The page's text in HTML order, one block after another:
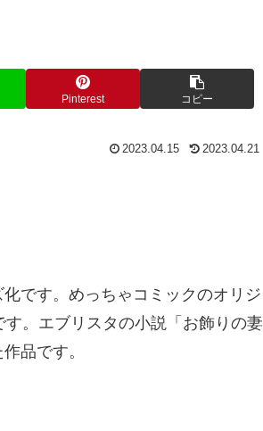
Pinterest コピー
2023.04.15 2023.04.21
です。めっちゃコミックのオリジ
。エブリスタの小説「お飾りの妻
品です。